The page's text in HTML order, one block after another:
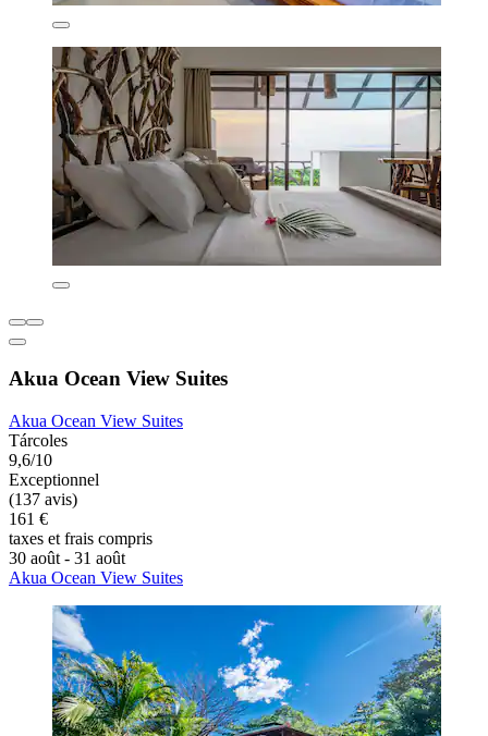
Akua Ocean View Suites
Akua Ocean View Suites
Tárcoles
9,6/10
Exceptionnel
(137 avis)
161 €
taxes et frais compris
30 août - 31 août
Akua Ocean View Suites